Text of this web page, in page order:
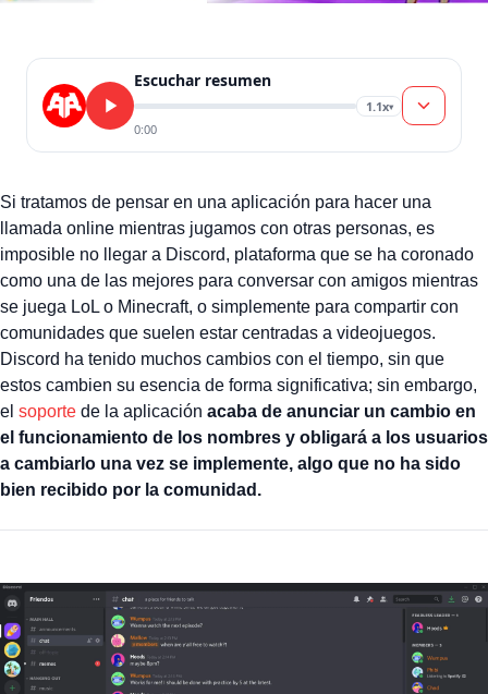
Escuchar resumen
1.1x▾
0:00
Si tratamos de pensar en una aplicación para hacer una
llamada online mientras jugamos con otras personas, es
imposible no llegar a Discord, plataforma que se ha coronado
como una de las mejores para conversar con amigos mientras
se juega LoL o Minecraft, o simplemente para compartir con
comunidades que suelen estar centradas a videojuegos.
Discord ha tenido muchos cambios con el tiempo, sin que
estos cambien su esencia de forma significativa; sin embargo,
el soporte de la aplicación acaba de anunciar un cambio en
el funcionamiento de los nombres y obligará a los usuarios
a cambiarlo una vez se implemente, algo que no ha sido
bien recibido por la comunidad.